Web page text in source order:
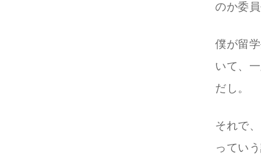
のか委
僕が留
いて、
だし。
それで
ってい